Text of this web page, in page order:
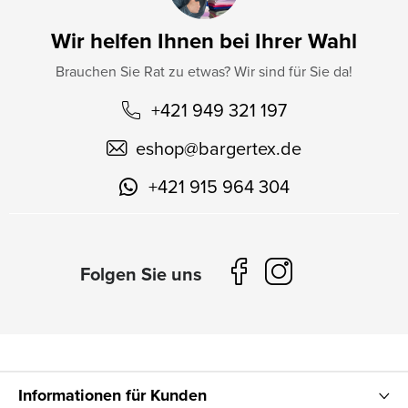
Wir helfen Ihnen bei Ihrer Wahl
Brauchen Sie Rat zu etwas? Wir sind für Sie da!
+421 949 321 197
eshop@bargertex.de
+421 915 964 304
Informationen für Kunden